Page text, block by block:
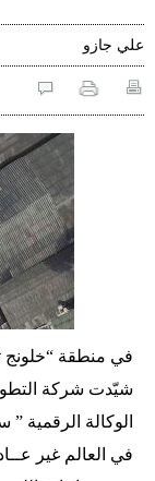
علي‭ ‬جازو
في منطقة “خلونج
شيّدت شركة
الوكالة
في العالم غير